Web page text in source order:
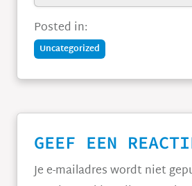
Posted in:
Uncategorized
GEEF EEN
Je e-mailadres wordt niet